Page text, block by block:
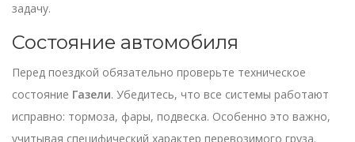
задачу.
Состояние автомобиля
Перед поездкой обязательно проверьте техническое
состояние Газели. Убедитесь, что все системы работают
исправно: тормоза, фары, подвеска. Особенно это важно,
учитывая специфический характер перевозимого груза.